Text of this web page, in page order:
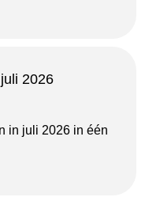
2026
in juli 2026 in één